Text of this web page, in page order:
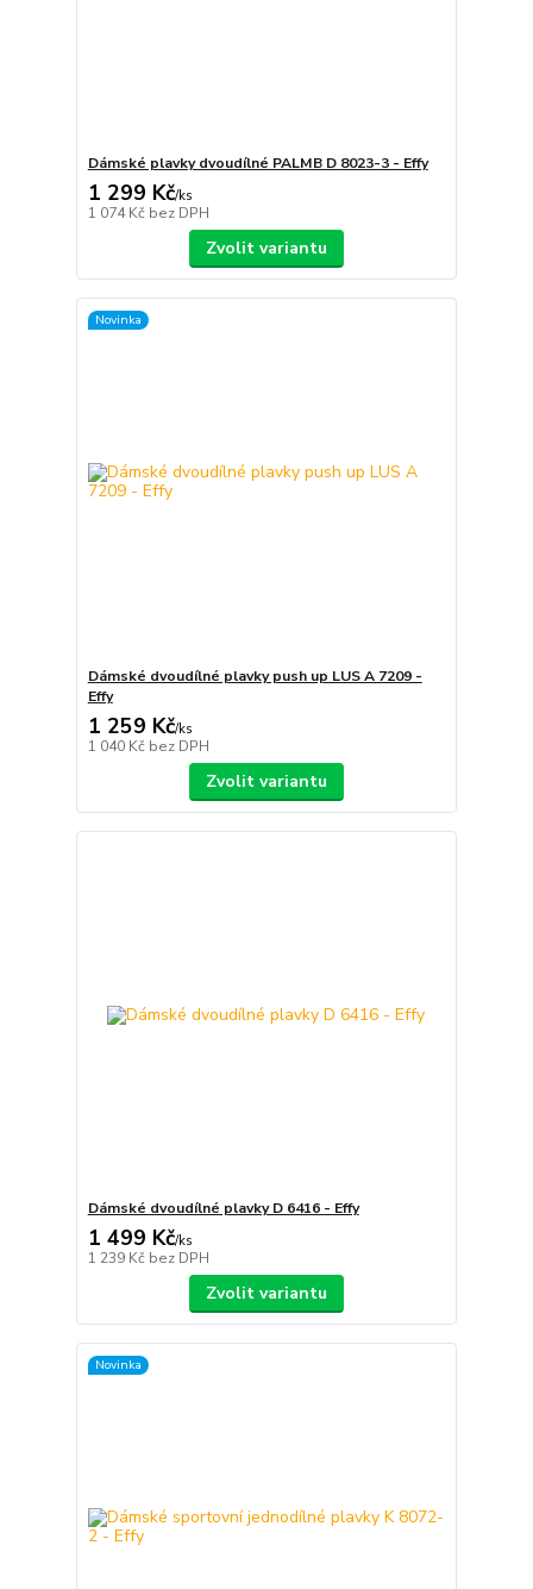
Dámské plavky dvoudílné PALMB D 8023-3 - Effy
1 299 Kč/ks
1 074 Kč bez DPH
Zvolit variantu
Novinka
Dámské dvoudílné plavky push up LUS A 7209 -
Effy
1 259 Kč/ks
1 040 Kč bez DPH
Zvolit variantu
Dámské dvoudílné plavky D 6416 - Effy
1 499 Kč/ks
1 239 Kč bez DPH
Zvolit variantu
Novinka